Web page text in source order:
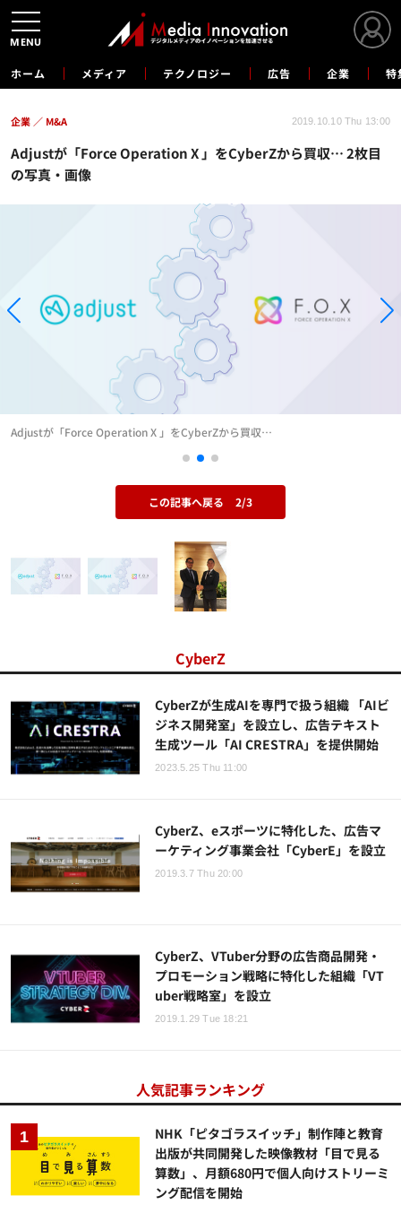
ホーム メディア テクノロジー 広告 企業 特
Adjustが「Force Operation X 」をCyberZから買収… 2枚目
の写真・画像
企業 M&A 2019.10.10 Thu 13:00
Adjustが「Force Operation X 」をCyberZから買収…
この記事へ戻る 2/3
CyberZ
CyberZが生成AIを専門で扱う組織 「AIビ
ジネス開発室」を設立し、広告テキスト
生成ツール「AI CRESTRA」を提供開始
2023.5.25 Thu 11:00
CyberZ、eスポーツに特化した、広告マ
ーケティング事業会社「CyberE」を設立
2019.3.7 Thu 20:00
CyberZ、VTuber分野の広告商品開発・
プロモーション戦略に特化した組織「VT
uber戦略室」を設立
2019.1.29 Tue 18:21
人気記事ランキング
NHK「ピタゴラスイッチ」制作陣と教育
出版が共同開発した映像教材「目で見る
算数」、月額680円で個人向けストリーミ
ング配信を開始
MENU